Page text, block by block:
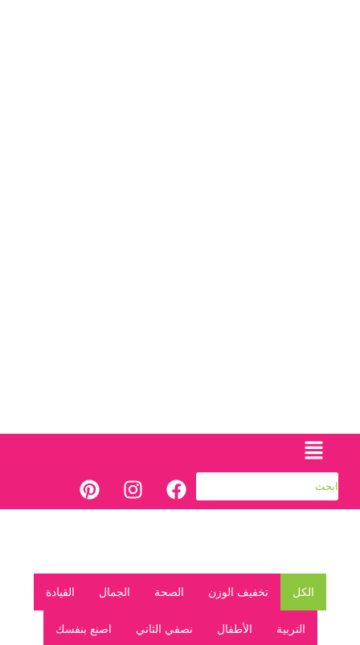
الكل تخفيف الوزن الصحة الجمال القيادة
التربية الأطفال نصفي الثاني اصنع بنفسك